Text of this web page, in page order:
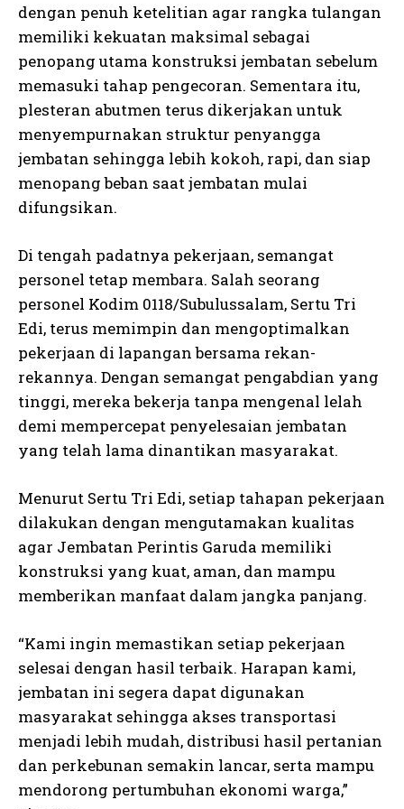
dengan penuh ketelitian agar rangka tulangan
memiliki kekuatan maksimal sebagai
penopang utama konstruksi jembatan sebelum
memasuki tahap pengecoran. Sementara itu,
plesteran abutmen terus dikerjakan untuk
menyempurnakan struktur penyangga
jembatan sehingga lebih kokoh, rapi, dan siap
menopang beban saat jembatan mulai
difungsikan.
Di tengah padatnya pekerjaan, semangat
personel tetap membara. Salah seorang
personel Kodim 0118/Subulussalam, Sertu Tri
Edi, terus memimpin dan mengoptimalkan
pekerjaan di lapangan bersama rekan-
rekannya. Dengan semangat pengabdian yang
tinggi, mereka bekerja tanpa mengenal lelah
demi mempercepat penyelesaian jembatan
yang telah lama dinantikan masyarakat.
Menurut Sertu Tri Edi, setiap tahapan pekerjaan
dilakukan dengan mengutamakan kualitas
agar Jembatan Perintis Garuda memiliki
konstruksi yang kuat, aman, dan mampu
memberikan manfaat dalam jangka panjang.
“Kami ingin memastikan setiap pekerjaan
selesai dengan hasil terbaik. Harapan kami,
jembatan ini segera dapat digunakan
masyarakat sehingga akses transportasi
menjadi lebih mudah, distribusi hasil pertanian
dan perkebunan semakin lancar, serta mampu
mendorong pertumbuhan ekonomi warga,”